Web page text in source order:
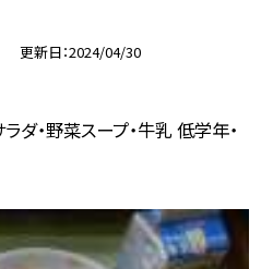
更新日 2024/04/30
ダ・野菜スープ・牛乳 低学年・